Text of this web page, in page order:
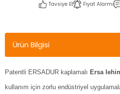
Tavsiye Et Fiyat Alarmı
Ürün Bilgisi
Patentli ERSADUR kaplamalı Ersa
kullanım için zorlu endüstriyel